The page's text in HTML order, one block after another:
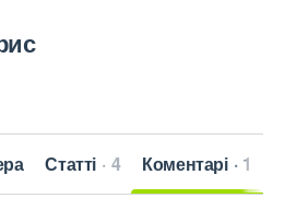
Статті 4 Коментарі 1